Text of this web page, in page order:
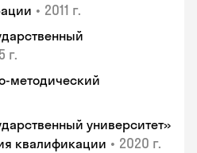
• 2011 г.
г.
методический
университет»
квалификации • 2020 г.